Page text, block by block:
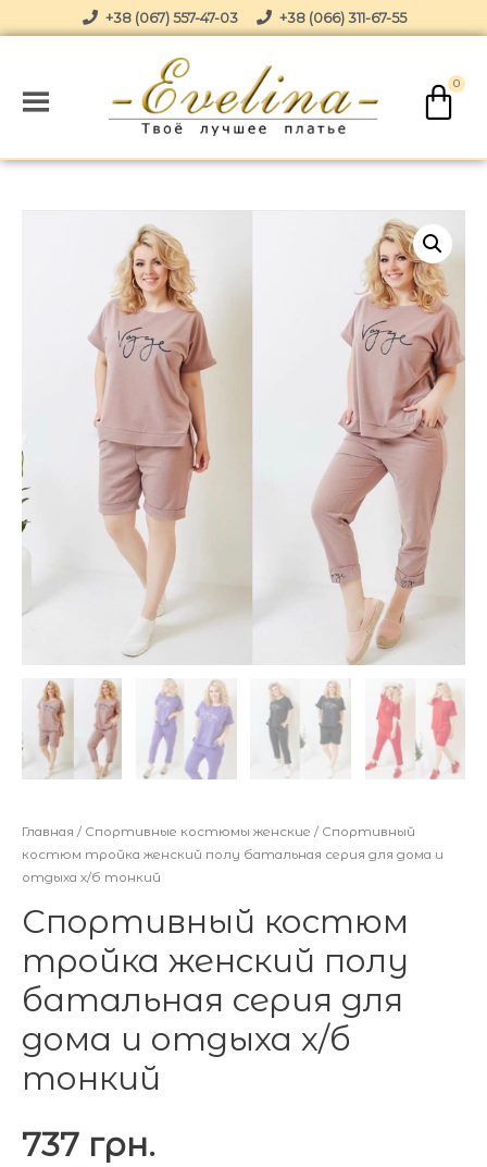
+38 (067) 557-47-03 +38 (066) 311-67-55
Главная / Спортивные костюмы женские / Спортивный
костюм тройка женский полу батальная серия для дома и
отдыха х/б тонкий
Спортивный костюм
тройка женский полу
батальная серия для
дома и отдыха х/б
тонкий
737 грн.